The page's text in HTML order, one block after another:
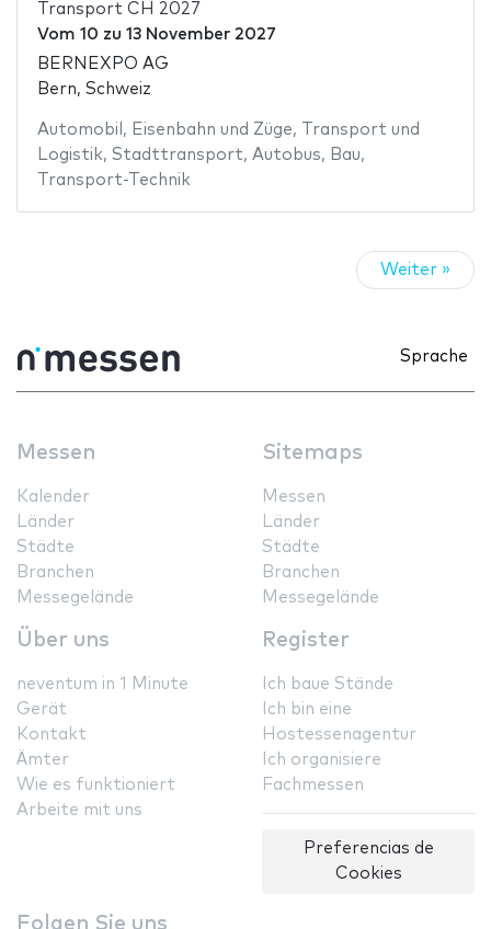
Transport CH 2027
Vom 10 zu 13 November 2027
BERNEXPO AG
Bern, Schweiz
Automobil , Eisenbahn und Züge,
Transport und
Logistik, Stadttransport, Autobus, Bau,
Transport-Technik
Weiter »
Sprache
Messen
Kalender
Länder
Städte
Branchen
Messegelände
Sitemaps
Messen
Länder
Städte
Branchen
Messegelände
Über uns
neventum in 1 Minute
Gerät
Kontakt
Ämter
Wie es funktioniert
Arbeite mit uns
Register
Ich baue Stände
Ich bin eine
Hostessenagentur
Ich organisiere
Fachmessen
Preferencias de
Cookies
Folgen Sie uns